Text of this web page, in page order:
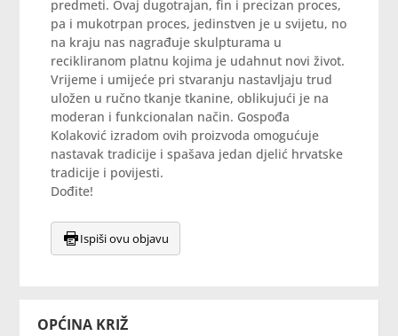
OPĆINA KRIŽ
predmeti. Ovaj dugotrajan, fin i precizan proces,
pa i mukotrpan proces, jedinstven je u svijetu, no
na kraju nas nagrađuje skulpturama u
recikliranom platnu kojima je udahnut novi život.
Vrijeme i umijeće pri stvaranju nastavljaju trud
uložen u ručno tkanje tkanine, oblikujući je na
moderan i funkcionalan način. Gospođa
Kolaković izradom ovih proizvoda omogućuje
nastavak tradicije i spašava jedan djelić hrvatske
tradicije i povijesti.
Dođite!
Ispiši ovu objavu